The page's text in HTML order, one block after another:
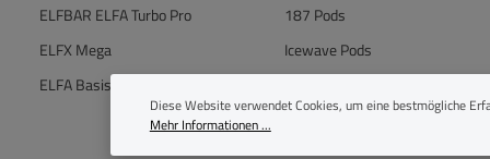
ELFBAR ELFA Turbo Pro
ELFX Mega
ELFA Basisgerät
187 Pods
Icewave Pods
Diese Website verwendet Cookies, um eine bestmögliche
Mehr Informationen ...